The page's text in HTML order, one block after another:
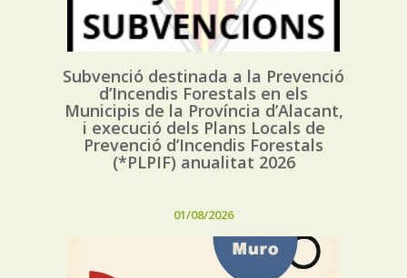
Subvenció destinada a la Prevenció
d’Incendis Forestals en els
Municipis de la Província d’Alacant,
i execució dels Plans Locals de
Prevenció d’Incendis Forestals
(*PLPIF) anualitat 2026
01/08/2026